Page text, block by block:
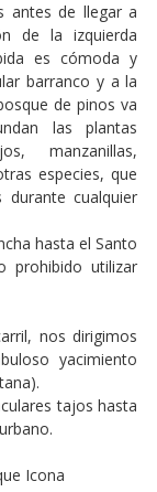
antes de llegar a
de la izquierda
es cómoda y
barranco y a la
de pinos va
las plantas
manzanillas,
especies, que
cualquier
hasta el Santo
prohibido utilizar
nos dirigimos
yacimiento
tajos hasta